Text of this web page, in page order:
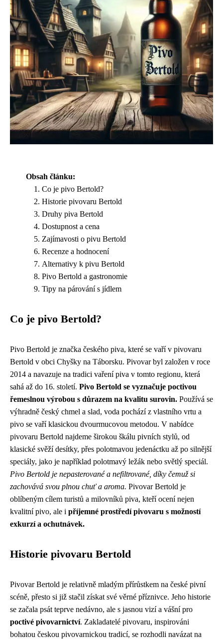
Obsah článku:
Co je pivo Bertold?
Historie pivovaru Bertold
Druhy piva Bertold
Dostupnost a cena
Zajímavosti o pivu Bertold
Recenze a hodnocení
Alternativy k pivu Bertold
Pivo Bertold a gastronomie
Tipy na párování s jídlem
Co je pivo Bertold?
Pivo Bertold je značka českého piva, které se vaří v pivovaru
Bertold v obci Chyšky na Táborsku. Pivovar byl založen v roce
2014 a navazuje na tradici vaření piva v tomto regionu, která
sahá až do 16. století. Pivo Bertold se vyznačuje poctivou
řemeslnou výrobou s důrazem na kvalitu surovin. Používá se
výhradně český chmel a slad, voda pochází z vlastního vrtu a
pivo se vaří klasickou dvourmucovou metodou. V nabídce
pivovaru Bertold najdeme širokou škálu pivních stylů, od
klasické svěží desítky, přes polotmavou jedenáctku až po silnější
speciály, jako je například polotmavý ležák nebo světlý speciál.
Pivo Bertold je nepasterované a nefiltrované, díky čemuž si
zachovává svou plnou chuť a aroma. Pivovar Bertold je
oblíbeným cílem turistů a milovníků piva, kteří ocení nejen
kvalitní pivo, ale i příjemné prostředí pivovaru s možností
exkurzí a ochutnávek.
Historie pivovaru Bertold
Pivovar Bertold je relativně mladým přírůstkem na české pivní
scéně, přesto si již stačil získat své věrné příznivce. Jeho historie
se začala psát teprve nedávno, ale s jasnou vizí a vášní pro
poctivé pivovarnictví. Zakladatelé pivovaru, inspirováni
bohatou českou pivovarnickou tradicí, se rozhodli navázat na